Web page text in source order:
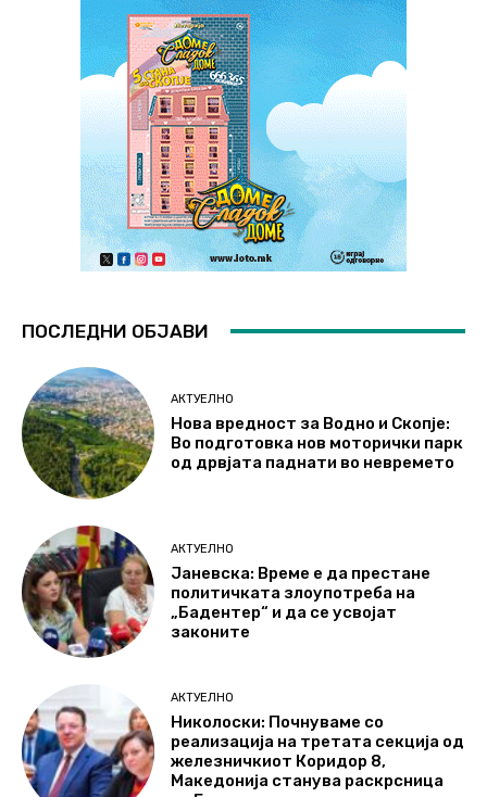
ПОСЛЕДНИ ОБЈАВИ
АКТУЕЛНО
Нова вредност за Водно и Скопје:
Во подготовка нов моторички парк
од дрвјата паднати во невремето
АКТУЕЛНО
Јаневска: Време е да престане
политичката злоупотреба на
„Бадентер“ и да се усвојат
законите
АКТУЕЛНО
Николоски: Почнуваме со
реализација на третата секција од
железничкиот Коридор 8,
Македонија станува раскрсница